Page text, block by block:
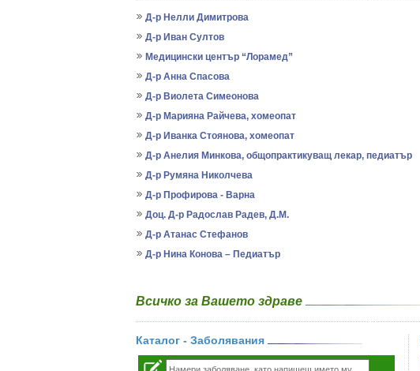
Д-р Нелли Димитрова
Д-р Иван Султов
Медицински център “Лорамед”
Д-р Анна Спасова
Д-р Виолета Симеонова
Д-р Марияна Райчева, хомеопат
Д-р Иванка Стоянова, хомеопат
Д-р Анелия Минкова, общопрактикуващ лекар, педиатър
Д-р Румяна Николчева
Д-р Профирова - Варна
Доц. Д-р Радослав Радев, Д.М.
Д-р Атанас Стефанов
Д-р Нина Конова – Педиатър
Всичко за Вашето здраве
Каталог - Заболявания